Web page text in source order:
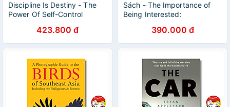
Discipline Is Destiny - The
Power Of Self-Control
423.800 đ
Sách - The Importance of
Being Interested:
Curiosity | Nonfiction /
Science
390.000 đ